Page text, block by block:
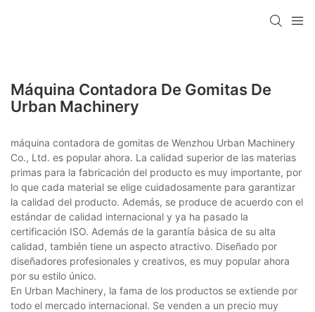
Máquina Contadora De Gomitas De
Urban Machinery
máquina contadora de gomitas de Wenzhou Urban Machinery
Co., Ltd. es popular ahora. La calidad superior de las materias
primas para la fabricación del producto es muy importante, por
lo que cada material se elige cuidadosamente para garantizar
la calidad del producto. Además, se produce de acuerdo con el
estándar de calidad internacional y ya ha pasado la
certificación ISO. Además de la garantía básica de su alta
calidad, también tiene un aspecto atractivo. Diseñado por
diseñadores profesionales y creativos, es muy popular ahora
por su estilo único.
En Urban Machinery, la fama de los productos se extiende por
todo el mercado internacional. Se venden a un precio muy